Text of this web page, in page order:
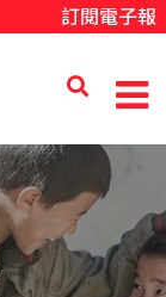
訂閱電子報